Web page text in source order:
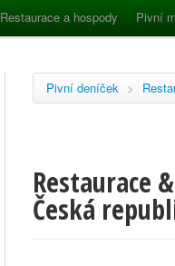
Restaurace a hospody Pivní
Pivní deníček >
Restaurace
Česká